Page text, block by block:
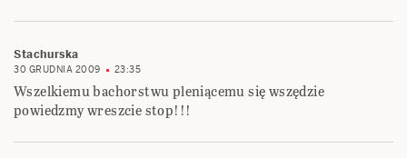
Stachurska
30 GRUDNIA 2009 23:35
Wszelkiemu bachorstwu pleniącemu się wszędzie
powiedzmy wreszcie stop!!!